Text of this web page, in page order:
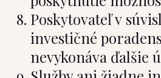
Poskytovateľ v
investičné
nevykonáva ďalšie